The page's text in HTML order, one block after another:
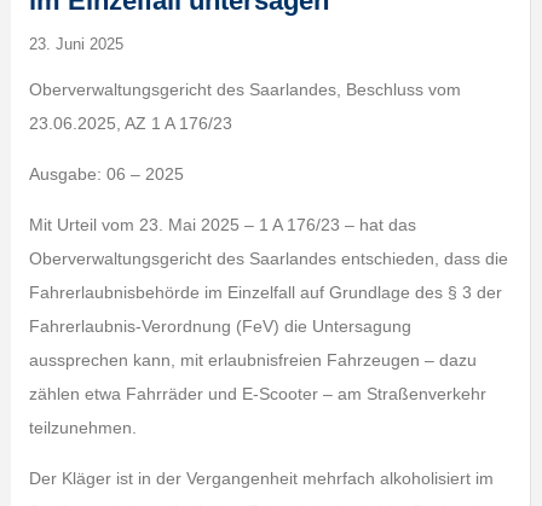
23. Juni 2025
Oberverwaltungsgericht des Saarlandes, Beschluss vom
23.06.2025, AZ 1 A 176/23
Ausgabe: 06 – 2025
Mit Urteil vom 23. Mai 2025 – 1 A 176/23 – hat das
Oberverwaltungsgericht des Saarlandes entschieden, dass die
Fahrerlaubnisbehörde im Einzelfall auf Grundlage des § 3 der
Fahrerlaubnis-Verordnung (FeV) die Untersagung
aussprechen kann, mit erlaubnisfreien Fahrzeugen – dazu
zählen etwa Fahrräder und E-Scooter – am Straßenverkehr
teilzunehmen.
Der Kläger ist in der Vergangenheit mehrfach alkoholisiert im